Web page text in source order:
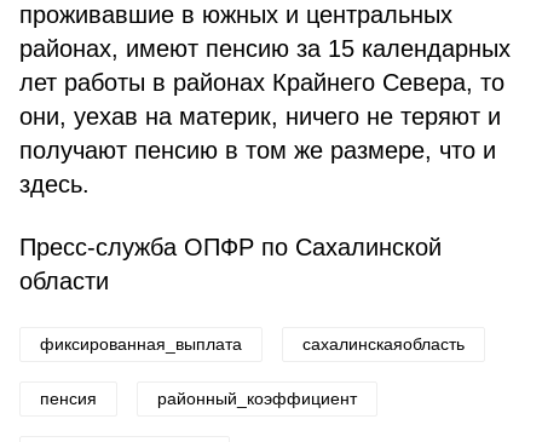
проживавшие в южных и центральных
районах, имеют пенсию за 15 календарных
лет работы в районах Крайнего Севера, то
они, уехав на материк, ничего не теряют и
получают пенсию в том же размере, что и
здесь.
Пресс-служба ОПФР по Сахалинской
области
фиксированная_выплата сахалинскаяобласть
пенсия районный_коэффициент